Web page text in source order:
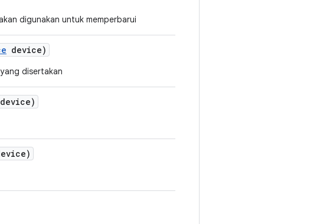
digunakan untuk memperbarui
device)
disertakan
device)